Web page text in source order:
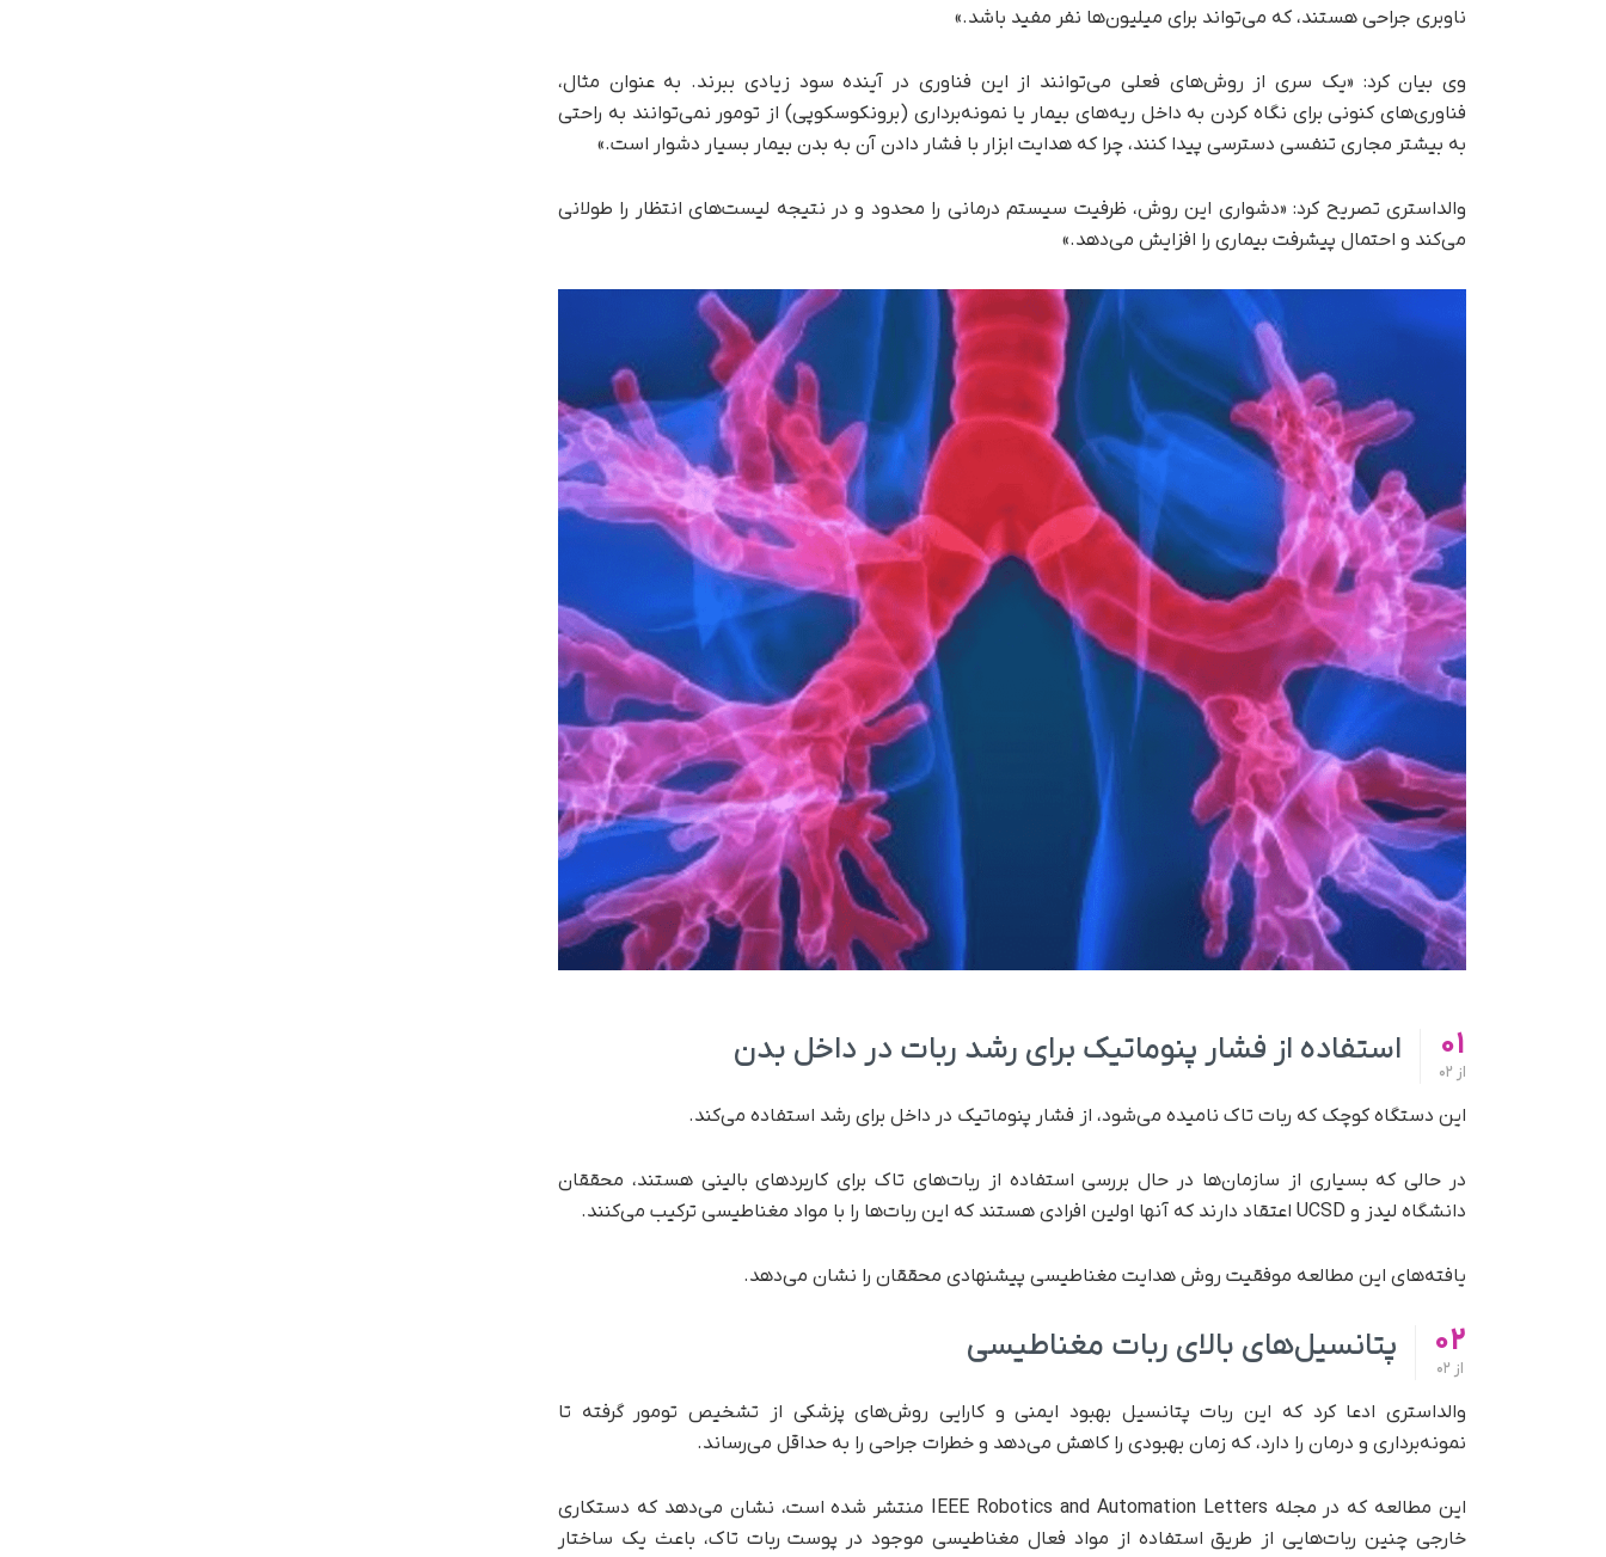
ناوبری جراحی هستند، که می‌تواند برای میلیون‌ها نفر مفید باشد.»
وی بیان کرد: «یک سری از روش‌های فعلی می‌توانند از این فناوری در آینده سود زیادی ببرند. به عنوان مثال،
فناوری‌های کنونی برای نگاه کردن به داخل ریه‌های بیمار یا نمونه‌برداری (برونکوسکوپی) از تومور نمی‌توانند به راحتی
به بیشتر مجاری تنفسی دسترسی پیدا کنند، چرا که هدایت ابزار با فشار دادن آن به بدن بیمار بسیار دشوار است.»
والداستری تصریح کرد: «دشواری این روش، ظرفیت سیستم درمانی را محدود و در نتیجه لیست‌های انتظار را طولانی
می‌کند و احتمال پیشرفت بیماری را افزایش می‌دهد.»
01
از
استفاده از فشار پنوماتیک برای رشد ربات در داخل بدن
این دستگاه کوچک که ربات تاک نامیده می‌شود، از فشار پنوماتیک در داخل برای رشد استفاده می‌کند.
در حالی که بسیاری از سازمان‌ها در حال بررسی استفاده از ربات‌های تاک برای کاربردهای بالینی هستند، محققان
دانشگاه لیدز و UCSD اعتقاد دارند که آنها اولین افرادی هستند که این ربات‌ها را با مواد مغناطیسی ترکیب می‌کنند.
یافته‌های این مطالعه موفقیت روش هدایت مغناطیسی پیشنهادی محققان را نشان می‌دهد.
02
از
پتانسیل‌های بالای ربات مغناطیسی
والداستری ادعا کرد که این ربات پتانسیل بهبود ایمنی و کارایی روش‌های پزشکی از تشخیص تومور گرفته تا
نمونه‌برداری و درمان را دارد، که زمان بهبودی را کاهش می‌دهد و خطرات جراحی را به حداقل می‌رساند.
این مطالعه که در مجله IEEE Robotics and Automation Letters منتشر شده است، نشان می‌دهد که دستکاری
خارجی چنین ربات‌هایی از طریق استفاده از مواد فعال مغناطیسی موجود در پوست ربات تاک، باعث یک ساختار